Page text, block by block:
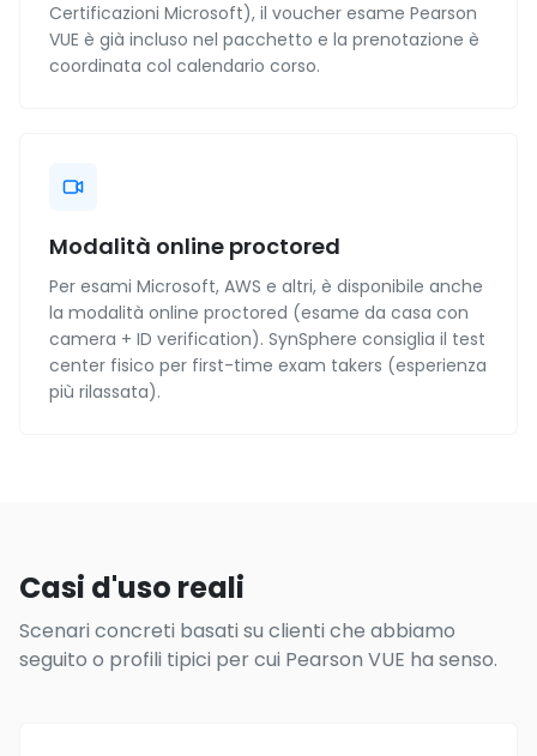
Certificazioni Microsoft), il voucher esame Pearson
VUE è già incluso nel pacchetto e la prenotazione è
coordinata col calendario corso.
Modalità online proctored
Per esami Microsoft, AWS e altri, è disponibile anche
la modalità online proctored (esame da casa con
camera + ID verification). SynSphere consiglia il test
center fisico per first-time exam takers (esperienza
più rilassata).
Casi d'uso reali
Scenari concreti basati su clienti che abbiamo
seguito o profili tipici per cui Pearson VUE ha senso.